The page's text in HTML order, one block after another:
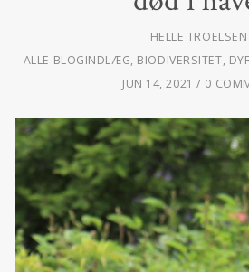
HELLE TROELSEN
ALLE BLOGINDLÆG, BIODIVERSITET,
JUN 14, 2021
0